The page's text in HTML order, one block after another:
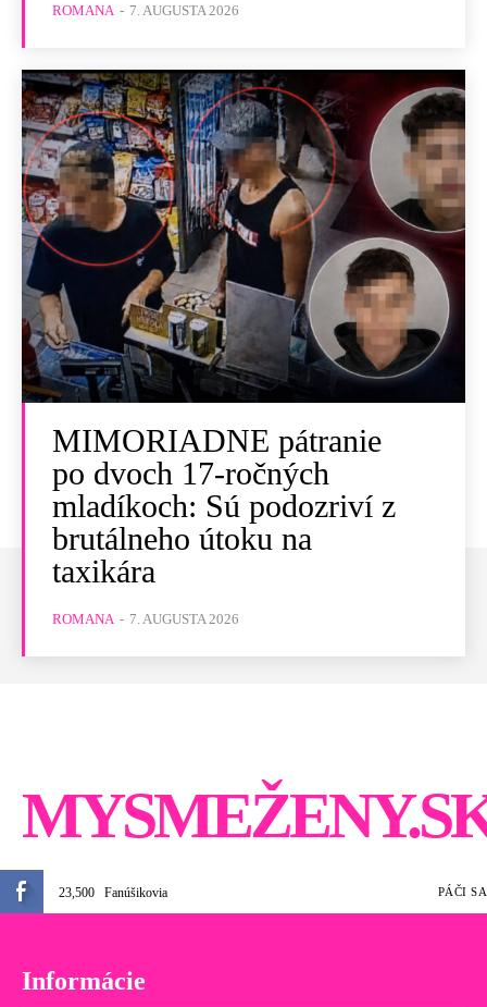
ROMANA - 7. AUGUSTA 2026
MIMORIADNE pátranie
po dvoch 17-ročných
mladíkoch: Sú podozriví z
brutálneho útoku na
taxikára
ROMANA - 7. AUGUSTA 2026
23,500 Fanúšikovia PÁČI SA
Informácie